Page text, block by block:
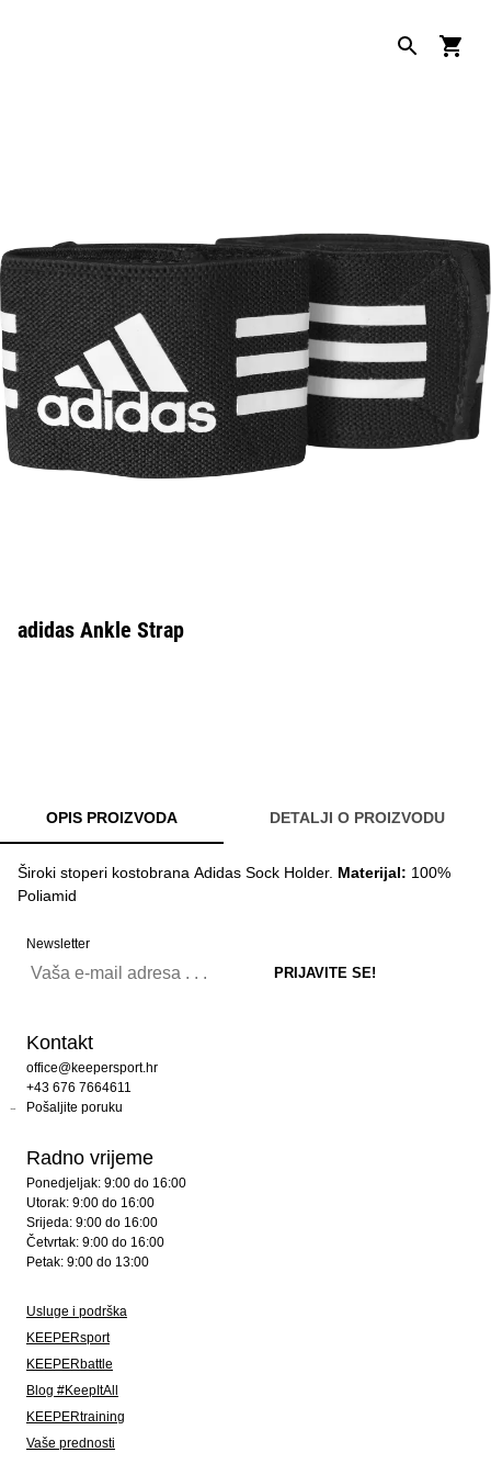
adidas Ankle Strap
OPIS PROIZVODA DETALJI O PROIZVODU
Široki stoperi kostobrana Adidas Sock Holder. Materijal: 100%
Poliamid
Newsletter
Kontakt
office@keepersport.hr
+43 676 7664611
Pošaljite poruku
Radno vrijeme
Ponedjeljak: 9:00 do 16:00
Utorak: 9:00 do 16:00
Srijeda: 9:00 do 16:00
Četvrtak: 9:00 do 16:00
Petak: 9:00 do 13:00
Usluge i podrška
KEEPERsport
KEEPERbattle
Blog #KeepItAll
KEEPERtraining
Vaše prednosti